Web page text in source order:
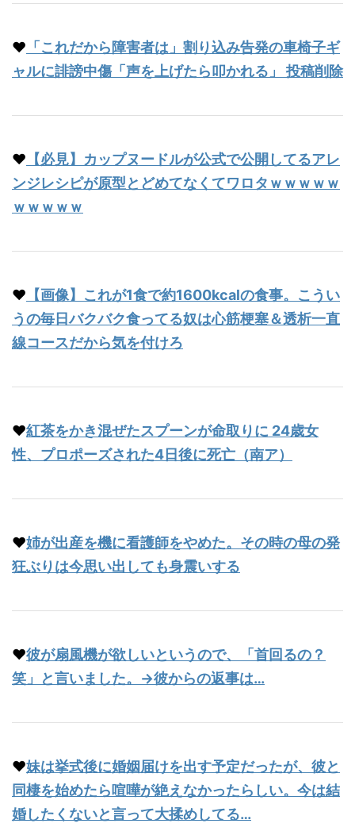
♥ 「これだから障害者は」割り込み告発の車椅子ギ
ャルに誹謗中傷「声を上げたら叩かれる」 投稿削除
♥ 【必見】カップヌードルが公式で公開してるアレ
ンジレシピが原型とどめてなくてワロタｗｗｗｗｗ
ｗｗｗｗｗ
♥ 【画像】これが1食で約1600kcalの食事。こうい
うの毎日バクバク食ってる奴は心筋梗塞＆透析一直
線コースだから気を付けろ
♥紅茶をかき混ぜたスプーンが命取りに 24歳女
性、プロポーズされた4日後に死亡（南ア）
♥姉が出産を機に看護師をやめた。その時の母の発
狂ぶりは今思い出しても身震いする
♥彼が扇風機が欲しいというので、「首回るの？
笑」と言いました。→彼からの返事は…
♥妹は挙式後に婚姻届けを出す予定だったが、彼と
同棲を始めたら喧嘩が絶えなかったらしい。今は結
婚したくないと言って大揉めしてる…